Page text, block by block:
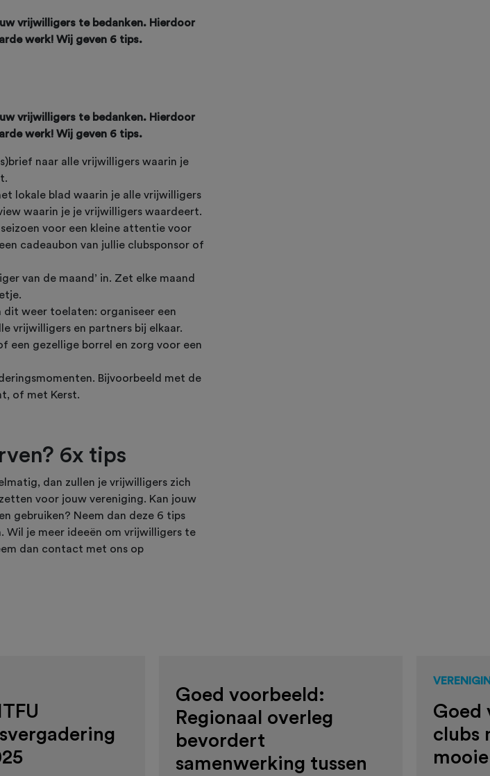
vrijwilligers te bedanken. Hierdoor
werk! Wij geven 6 tips.
vrijwilligers te bedanken. Hierdoor
werk! Wij geven 6 tips.
naar alle vrijwilligers waarin je
lokale blad waarin je alle vrijwilligers
waarin je je vrijwilligers waardeert.
voor een kleine attentie voor
cadeaubon van jullie clubsponsor of
van de maand’ in. Zet elke maand
weer toelaten: organiseer een
vrijwilligers en partners bij elkaar.
een gezellige borrel en zorg voor een
Bijvoorbeeld met de
of met Kerst.
6x tips
dan zullen je vrijwilligers zich
voor jouw vereniging. Kan jouw
gebruiken? Neem dan deze 6 tips
Wil je meer ideeën om vrijwilligers te
dan contact met ons op
Goed voorbeeld:
Regionaal overleg
bevordert
samenwerking tussen
Goed
clubs